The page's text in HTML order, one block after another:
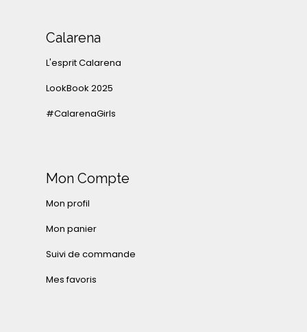
Calarena
L'esprit Calarena
LookBook 2025
#CalarenaGirls
Mon Compte
Mon profil
Mon panier
Suivi de commande
Mes favoris